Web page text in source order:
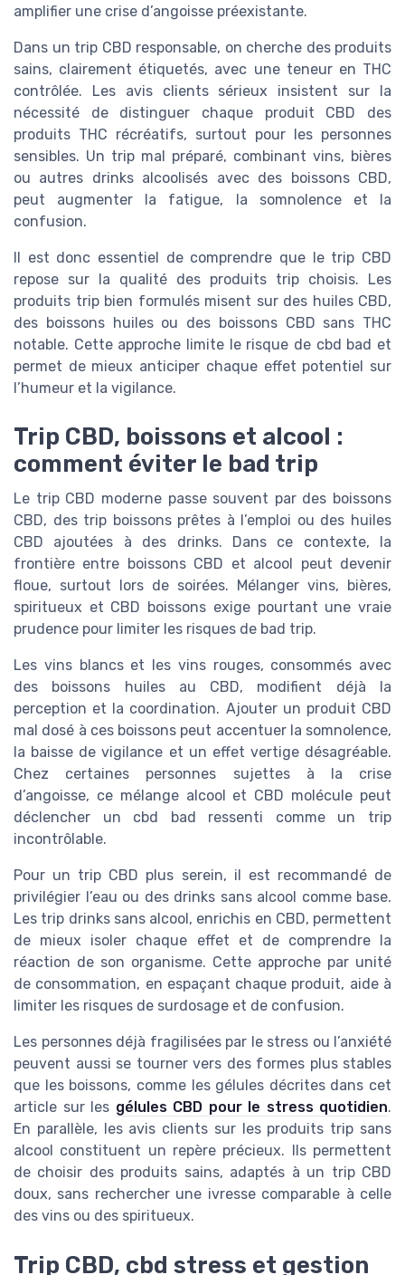
amplifier une crise d’angoisse préexistante.
Dans un trip CBD responsable, on cherche des produits
sains, clairement étiquetés, avec une teneur en THC
contrôlée. Les avis clients sérieux insistent sur la
nécessité de distinguer chaque produit CBD des
produits THC récréatifs, surtout pour les personnes
sensibles. Un trip mal préparé, combinant vins, bières
ou autres drinks alcoolisés avec des boissons CBD,
peut augmenter la fatigue, la somnolence et la
confusion.
Il est donc essentiel de comprendre que le trip CBD
repose sur la qualité des produits trip choisis. Les
produits trip bien formulés misent sur des huiles CBD,
des boissons huiles ou des boissons CBD sans THC
notable. Cette approche limite le risque de cbd bad et
permet de mieux anticiper chaque effet potentiel sur
l’humeur et la vigilance.
Trip CBD, boissons et alcool :
comment éviter le bad trip
Le trip CBD moderne passe souvent par des boissons
CBD, des trip boissons prêtes à l’emploi ou des huiles
CBD ajoutées à des drinks. Dans ce contexte, la
frontière entre boissons CBD et alcool peut devenir
floue, surtout lors de soirées. Mélanger vins, bières,
spiritueux et CBD boissons exige pourtant une vraie
prudence pour limiter les risques de bad trip.
Les vins blancs et les vins rouges, consommés avec
des boissons huiles au CBD, modifient déjà la
perception et la coordination. Ajouter un produit CBD
mal dosé à ces boissons peut accentuer la somnolence,
la baisse de vigilance et un effet vertige désagréable.
Chez certaines personnes sujettes à la crise
d’angoisse, ce mélange alcool et CBD molécule peut
déclencher un cbd bad ressenti comme un trip
incontrôlable.
Pour un trip CBD plus serein, il est recommandé de
privilégier l’eau ou des drinks sans alcool comme base.
Les trip drinks sans alcool, enrichis en CBD, permettent
de mieux isoler chaque effet et de comprendre la
réaction de son organisme. Cette approche par unité
de consommation, en espaçant chaque produit, aide à
limiter les risques de surdosage et de confusion.
Les personnes déjà fragilisées par le stress ou l’anxiété
peuvent aussi se tourner vers des formes plus stables
que les boissons, comme les gélules décrites dans cet
article sur les gélules CBD pour le stress quotidien.
En parallèle, les avis clients sur les produits trip sans
alcool constituent un repère précieux. Ils permettent
de choisir des produits sains, adaptés à un trip CBD
doux, sans rechercher une ivresse comparable à celle
des vins ou des spiritueux.
Trip CBD, cbd stress et gestion